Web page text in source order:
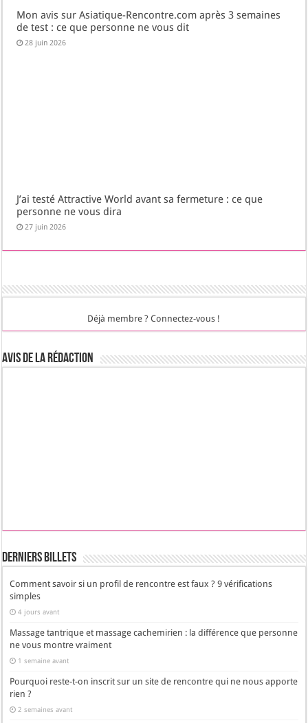
Mon avis sur Asiatique-Rencontre.com après 3 semaines
de test : ce que personne ne vous dit
28 juin 2026
J’ai testé Attractive World avant sa fermeture : ce que
personne ne vous dira
27 juin 2026
Déjà membre ? Connectez-vous !
Avis de la rédaction
Derniers Billets
Comment savoir si un profil de rencontre est faux ? 9 vérifications
simples
4 jours avant
Massage tantrique et massage cachemirien : la différence que personne
ne vous montre vraiment
1 semaine avant
Pourquoi reste-t-on inscrit sur un site de rencontre qui ne nous apporte
rien ?
2 semaines avant